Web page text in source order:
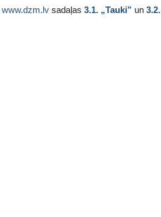
www.dzm.lv sadaļas 3.1. „Tauki” un 3.2.